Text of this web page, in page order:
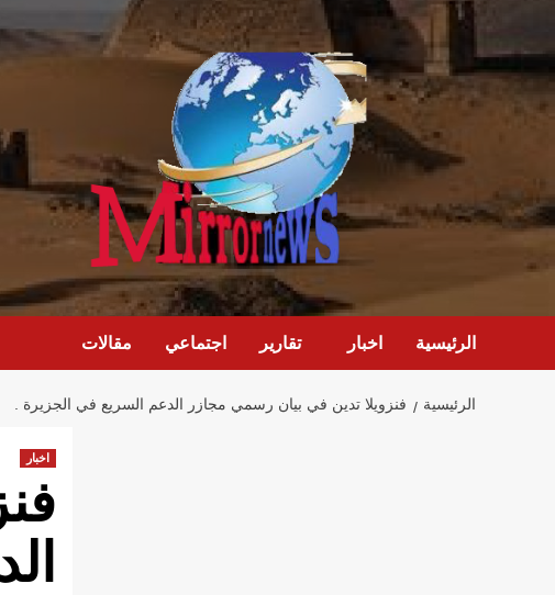
المحتوى
الرئيسية اخبار تقارير اجتماعي مقالات
الرئيسية فنزويلا تدين في بيان رسمي مجازر الدعم السريع في الجزيرة .
اخبار